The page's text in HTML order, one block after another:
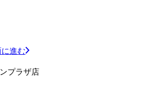
進む
プラザ店